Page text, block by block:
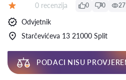
Recenzija:
0 recenzija 0 0
Odvjetnik
Starčevićeva 13 21000 Split
PODACI NISU